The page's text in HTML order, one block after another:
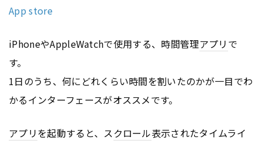
App store
iPhoneやAppleWatchで使用する、時間管理アプリ で
す。
1日のうち、何にどれくらい時間を割いたのかが一目でわ
かるインターフェースがオススメです。
アプリを起動すると、スクロール表示されたタイムライ